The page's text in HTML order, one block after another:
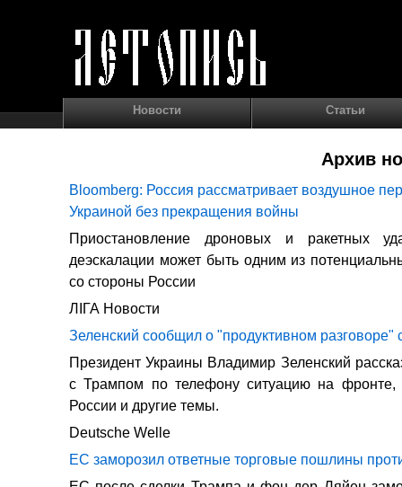
Новости Статьи
Архив
Bloomberg: Россия рассматривает воздушное
Украиной без прекращения войны
Приостановление дроновых и ракетных
деэскалации может быть одним из
со стороны России
ЛIГА Новости
Зеленский сообщил о "продуктивном разговоре"
Президент Украины Владимир Зеленский
с Трампом по телефону ситуацию на фронте,
России и другие темы.
Deutsche Welle
ЕС заморозил ответные торговые пошлины